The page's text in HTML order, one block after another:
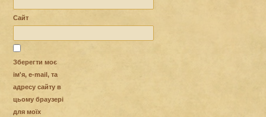
Сайт
Зберегти моє
ім'я, e-mail, та
адресу сайту в
цьому браузері
для моїх